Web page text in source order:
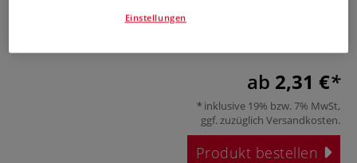
Mobiler Bilderrahmenaufsteller für die schnelle und
ab 2,31 €
inklusive 19% bzw. 7% MwSt,
ggf. zuzüglich Versandkosten.
Produkt bestellen
Einstellungen